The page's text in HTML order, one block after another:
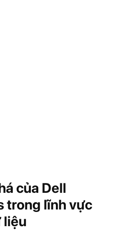
của Dell
trong lĩnh vực
liệu